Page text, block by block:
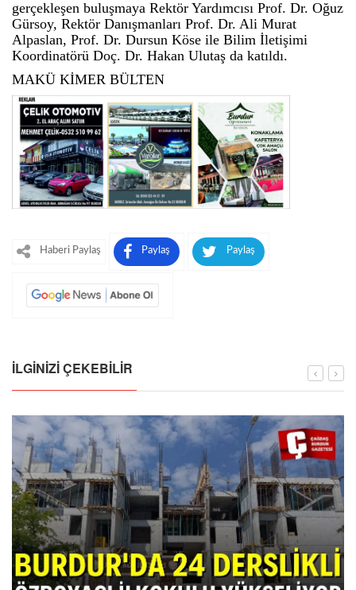
gerçekleşen buluşmaya Rektör Yardımcısı Prof. Dr. Oğuz
Gürsoy, Rektör Danışmanları Prof. Dr. Ali Murat
Alpaslan, Prof. Dr. Dursun Köse ile Bilim İletişimi
Koordinatörü Doç. Dr. Hakan Ulutaş da katıldı.
MAKÜ KİMER BÜLTEN
Haberi Paylaş Paylaş Paylaş
İLGINIZI ÇEKEBILIR